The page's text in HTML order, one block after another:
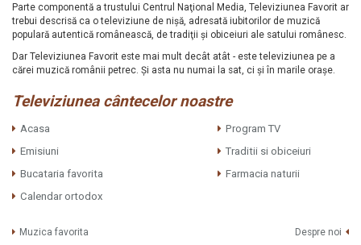
Parte componentă a trustului Centrul Naţional Media, Televiziunea Favorit ar
trebui descrisă ca o televiziune de nişă, adresată iubitorilor de muzică
populară autentică românească, de tradiţii şi obiceiuri ale satului românesc.
Dar Televiziunea Favorit este mai mult decât atât - este televiziunea pe a
cărei muzică românii petrec. Şi asta nu numai la sat, ci şi în marile oraşe.
Televiziunea cântecelor noastre
Acasa
Program TV
Emisiuni
Traditii si obiceiuri
Bucataria favorita
Farmacia naturii
Calendar ortodox
Muzica favorita
Despre noi